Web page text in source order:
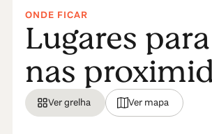
ONDE FICAR
Lugares
nas
Ver grelha Ver mapa